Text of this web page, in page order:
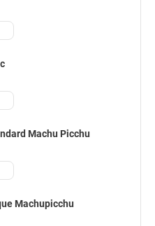
Machu Picchu
Machupicchu